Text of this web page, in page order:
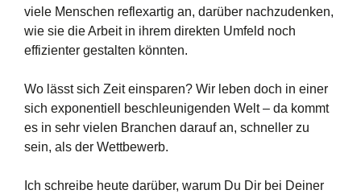
viele Menschen reflexartig an, darüber nachzudenken,
wie sie die Arbeit in ihrem direkten Umfeld noch
effizienter gestalten könnten.
Wo lässt sich Zeit einsparen? Wir leben doch in einer
sich exponentiell beschleunigenden Welt – da kommt
es in sehr vielen Branchen darauf an, schneller zu
sein, als der Wettbewerb.
Ich schreibe heute darüber, warum Du Dir bei Deiner